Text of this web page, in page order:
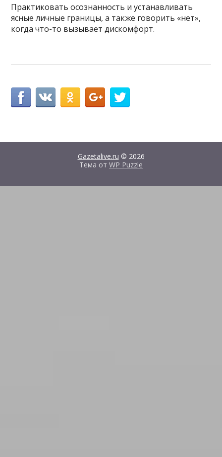
Практиковать осознанность и устанавливать
ясные личные границы, а также говорить «нет»,
когда что-то вызывает дискомфорт.
Gazetalive.ru © 2026
Тема от WP Puzzle